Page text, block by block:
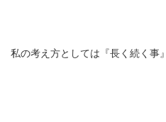
私の考え方としては『長く続く事